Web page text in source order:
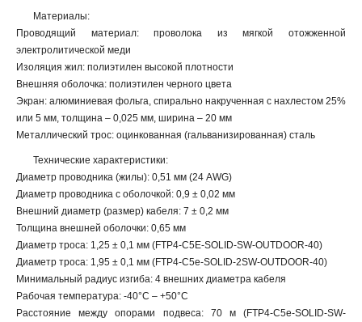
Материалы:
Проводящий материал: проволока из мягкой отожженной
электролитической меди
Изоляция жил: полиэтилен высокой плотности
Внешняя оболочка: полиэтилен черного цвета
Экран: алюминиевая фольга, спирально накрученная с нахлестом 25%
или 5 мм, толщина – 0,025 мм, ширина – 20 мм
Металлический трос: оцинкованная (гальванизированная) сталь
Технические характеристики:
Диаметр проводника (жилы): 0,51 мм (24 AWG)
Диаметр проводника с оболочкой: 0,9 ± 0,02 мм
Внешний диаметр (размер) кабеля: 7 ± 0,2 мм
Толщина внешней оболочки: 0,65 мм
Диаметр троса: 1,25 ± 0,1 мм (FTP4-C5E-SOLID-SW-OUTDOOR-40)
Диаметр троса: 1,95 ± 0,1 мм (FTP4-C5e-SOLID-2SW-OUTDOOR-40)
Минимальный радиус изгиба: 4 внешних диаметра кабеля
Рабочая температура: -40°C – +50°C
Расстояние между опорами подвеса: 70 м (FTP4-C5e-SOLID-SW-